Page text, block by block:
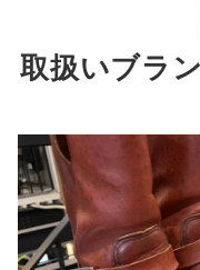
取扱いブラ